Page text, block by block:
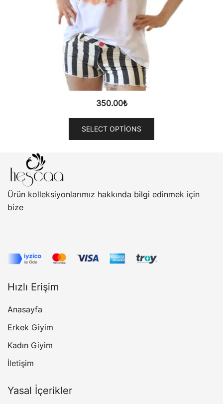
350.00₺
SELECT OPTIONS
Ürün kolleksiyonlarımız hakkında bilgi edinmek için
bize
Hızlı Erişim
Anasayfa
Erkek Giyim
Kadın Giyim
İletişim
Yasal İçerikler